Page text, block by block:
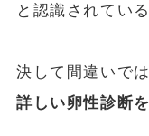
と認識されてい
決して間違いで
詳しい卵性診断